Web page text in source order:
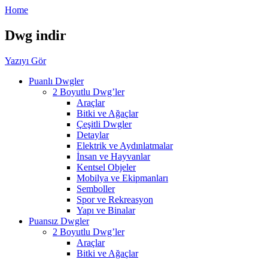
Home
Dwg indir
Yazıyı Gör
Puanlı Dwgler
2 Boyutlu Dwg’ler
Araçlar
Bitki ve Ağaçlar
Çeşitli Dwgler
Detaylar
Elektrik ve Aydınlatmalar
İnsan ve Hayvanlar
Kentsel Objeler
Mobilya ve Ekipmanları
Semboller
Spor ve Rekreasyon
Yapı ve Binalar
Puansız Dwgler
2 Boyutlu Dwg’ler
Araçlar
Bitki ve Ağaçlar